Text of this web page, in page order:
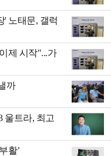
' 노태문, 갤럭
제 시작"...가
까
울트라, 최고
활’